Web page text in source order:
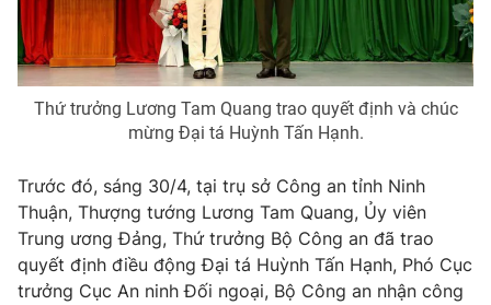
Video Shorts video
VTV Money VTV Thể thao
Thị trường 24h Tấm lòng Việt
VTV4 Vươn mình bằng AI
Thứ trưởng Lương Tam Quang trao quyết định và chúc
mừng Đại tá Huỳnh Tấn Hạnh.
Trước đó, sáng 30/4, tại trụ sở Công an tỉnh Ninh
Thuận, Thượng tướng Lương Tam Quang, Ủy viên
Trung ương Đảng, Thứ trưởng Bộ Công an đã trao
quyết định điều động Đại tá Huỳnh Tấn Hạnh, Phó Cục
trưởng Cục An ninh Đối ngoại, Bộ Công an nhận công